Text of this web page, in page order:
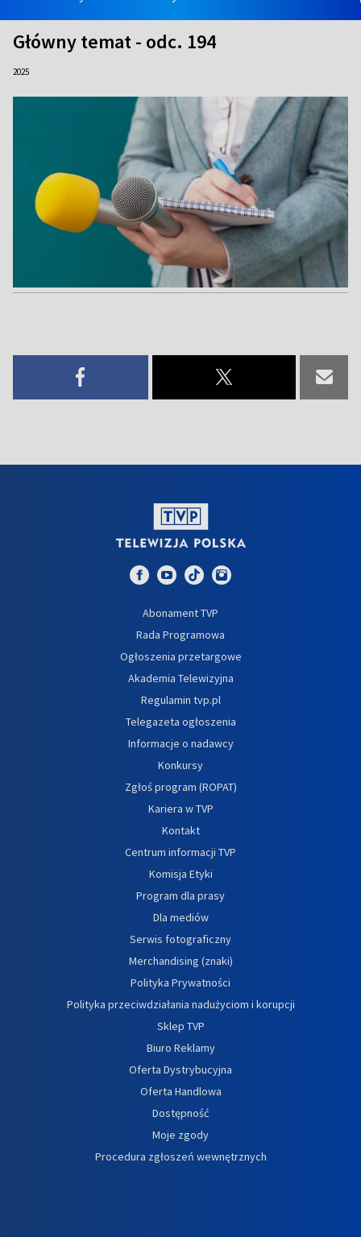
Główny temat - odc. 194
2025
Abonament TVP
Rada Programowa
Ogłoszenia przetargowe
Akademia Telewizyjna
Regulamin tvp.pl
Telegazeta ogłoszenia
Informacje o nadawcy
Konkursy
Zgłoś program (ROPAT)
Kariera w TVP
Kontakt
Centrum informacji TVP
Komisja Etyki
Program dla prasy
Dla mediów
Serwis fotograficzny
Merchandising (znaki)
Polityka Prywatności
Polityka przeciwdziałania nadużyciom i korupcji
Sklep TVP
Biuro Reklamy
Oferta Dystrybucyjna
Oferta Handlowa
Dostępność
Moje zgody
Procedura zgłoszeń wewnętrznych